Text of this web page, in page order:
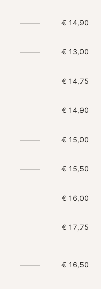
€ 14,90
€ 13,00
€ 14,75
€ 14,90
€ 15,00
€ 15,50
€ 16,00
€ 17,75
€ 16,50